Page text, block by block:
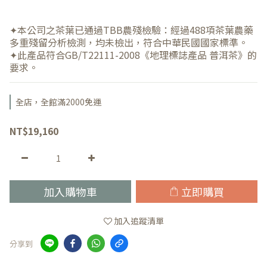
✦本公司之茶葉已通過TBB農殘檢驗：經過488項茶葉農藥
多重殘留分析檢測，均未檢出，符合中華民國國家標準。
✦此產品符合GB/T22111-2008《地理標誌產品 普洱茶》的
要求。
全店，全館滿2000免運
NT$19,160
加入購物車 立即購買
加入追蹤清單
分享到